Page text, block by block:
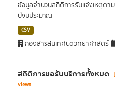
ข้อมูลจำนวนสถิติการรับแจ้งเหตุตา
ปีงบประมาณ
CSV
กองสารสนเทศนิติวิทยาศาสตร์
สถิติการขอรับบริการทั้งหมด
views